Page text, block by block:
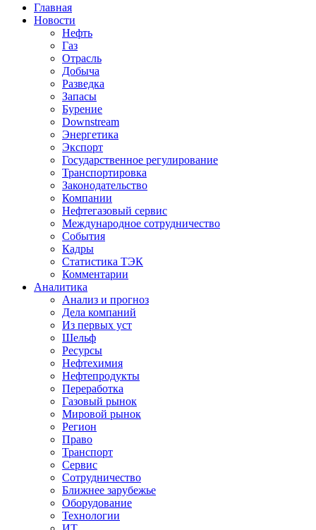
Главная
Новости
Нефть
Газ
Отрасль
Добыча
Разведка
Запасы
Бурение
Downstream
Энергетика
Экспорт
Государственное регулирование
Транспортировка
Законодательство
Компании
Нефтегазовый сервис
Международное сотрудничество
События
Кадры
Статистика ТЭК
Комментарии
Аналитика
Анализ и прогноз
Дела компаний
Из первых уст
Шельф
Ресурсы
Нефтехимия
Нефтепродукты
Переработка
Газовый рынок
Мировой рынок
Регион
Право
Транспорт
Сервис
Сотрудничество
Ближнее зарубежье
Оборудование
Технологии